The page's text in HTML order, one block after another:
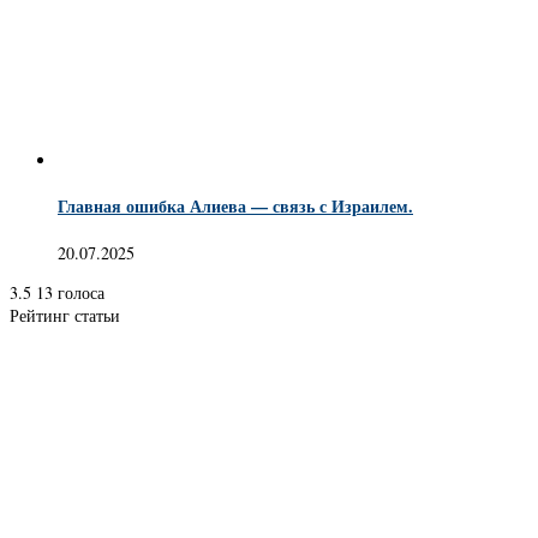
Главная ошибка Алиева — связь с Израилем.
20.07.2025
3.5 13 голоса
Рейтинг статьи